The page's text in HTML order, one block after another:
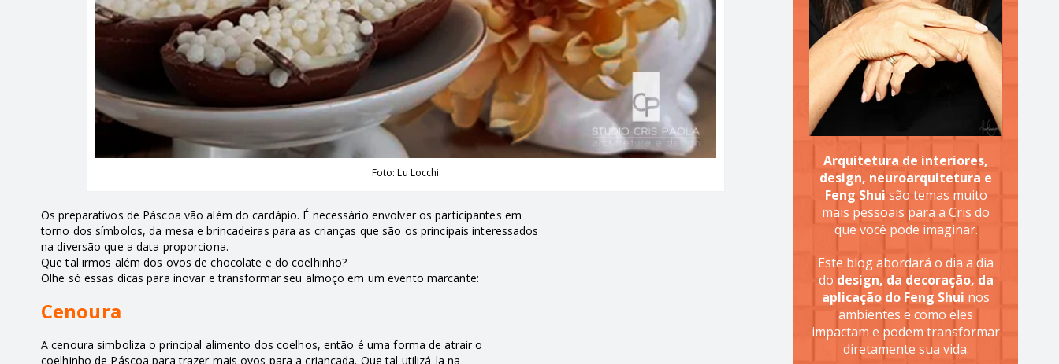
Foto: Lu Locchi
Os preparativos de Páscoa vão além do cardápio. É necessário envolver os participantes em
torno dos símbolos, da mesa e brincadeiras para as crianças que são os principais interessados
na diversão que a data proporciona.
Que tal irmos além dos ovos de chocolate e do coelhinho?
Olhe só essas dicas para inovar e transformar seu almoço em um evento marcante:
Cenoura
A cenoura simboliza o principal alimento dos coelhos, então é uma forma de atrair o
coelhinho de Páscoa para trazer mais ovos para a criançada. Que tal utilizá-la na
Arquitetura de interiores,
design, neuroarquitetura e
Feng Shui são temas muito
mais pessoais para a Cris do
que você pode imaginar.
Este blog abordará o dia a dia
do design, da decoração, da
aplicação do Feng Shui nos
ambientes e como eles
impactam e podem transformar
diretamente sua vida.